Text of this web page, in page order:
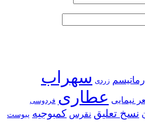
رماتیسم زردی سهراب
نیمایی عطاری فردوسی
نسخ تعلیق نقرس کمبوجیه یبوست